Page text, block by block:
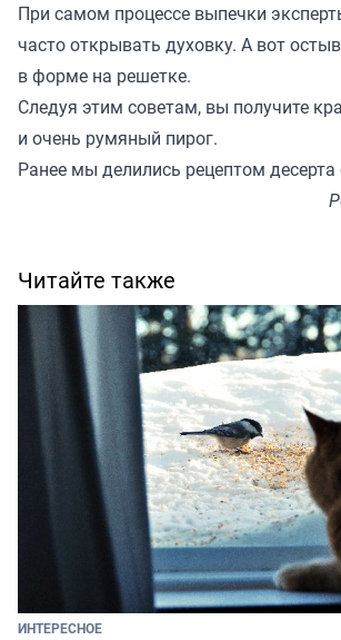
При самом процессе выпечки
часто открывать духовку. А вот
в форме на решетке.
Следуя этим советам, вы получите
и очень румяный пирог.
Ранее мы делились рецептом
Читайте также
ИНТЕРЕСНОЕ